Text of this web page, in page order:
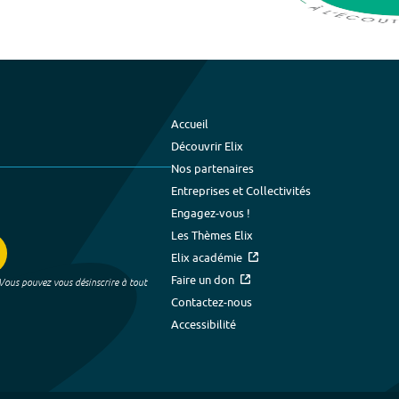
pouvez vous désinscrire à tout
Accueil
Découvrir Elix
Nos partenaires
Entreprises et Collectivités
Engagez-vous !
Les Thèmes Elix
Elix académie
Faire un don
Contactez-nous
Accessibilité